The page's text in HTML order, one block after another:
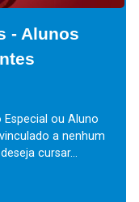
- Alunos
Especial ou Aluno
a nenhum
cursar...